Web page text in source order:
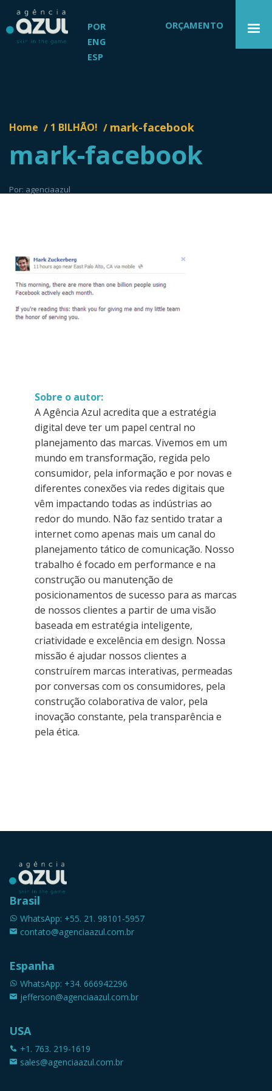
POR
ENG
ESP
ORÇAMENTO
Home / 1 BILHÃO! / mark-facebook
mark-facebook
Por: agenciaazul
Sobre o autor:
A Agência Azul acredita que a estratégia
digital deve ter um papel central no
planejamento das marcas. Vivemos em um
mundo em transformação, regida pelo
consumidor, pela informação e por novas e
diferentes conexões via redes digitais que
vêm impactando todas as indústrias ao
redor do mundo. Não faz sentido tratar a
internet como apenas mais um canal do
planejamento tático de comunicação. Nosso
trabalho é focado em performance e na
construção ou manutenção de
posicionamentos de sucesso para as marcas
de nossos clientes a partir de uma visão
baseada em estratégia inteligente,
criatividade e excelência em design. Nossa
missão é ajudar nossos clientes a
construírem marcas interativas, permeadas
por conversas com os consumidores, pela
construção colaborativa de valor, pela
inovação constante, pela transparência e
pela ética.
Brasil
WhatsApp: +55. 21. 98101-5957
contato@agenciaazul.com.br
Espanha
WhatsApp: +34. 666942296
jefferson@agenciaazul.com.br
USA
+1. 763. 219-1619
sales@agenciaazul.com.br